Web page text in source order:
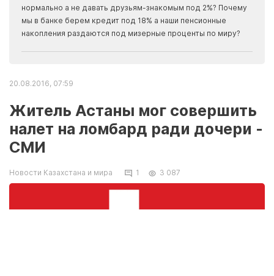
нормально а не давать друзьям-знакомым под 2%? Почему
мы в банке берем кредит под 18% а наши пенсионные
накопления раздаются под мизерные проценты по миру?
20.08.2016, 07:59
Житель Астаны мог совершить
налет на ломбард ради дочери -
СМИ
Новости Казахстана и мира 1 3 087